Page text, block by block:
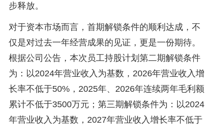
步释放。
对于资本市场而言，首期解锁条件的顺利达成，不
仅是对过去一年经营成果的见证，更是一份期待。
根据公司公告，本次员工持股计划第二期解锁条件
为：以2024年营业收入为基数，2026年营业收入增
长率不低于50%，2025年、2026年连续两年毛利额
累计不低于3500万元；第三期解锁条件为：以2024
年营业收入为基数，2027年营业收入增长率不低于